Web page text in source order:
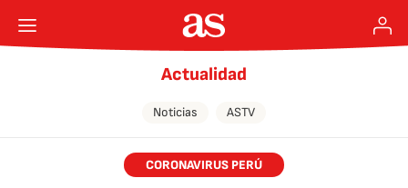
Actualidad
Noticias ASTV
CORONAVIRUS PERÚ